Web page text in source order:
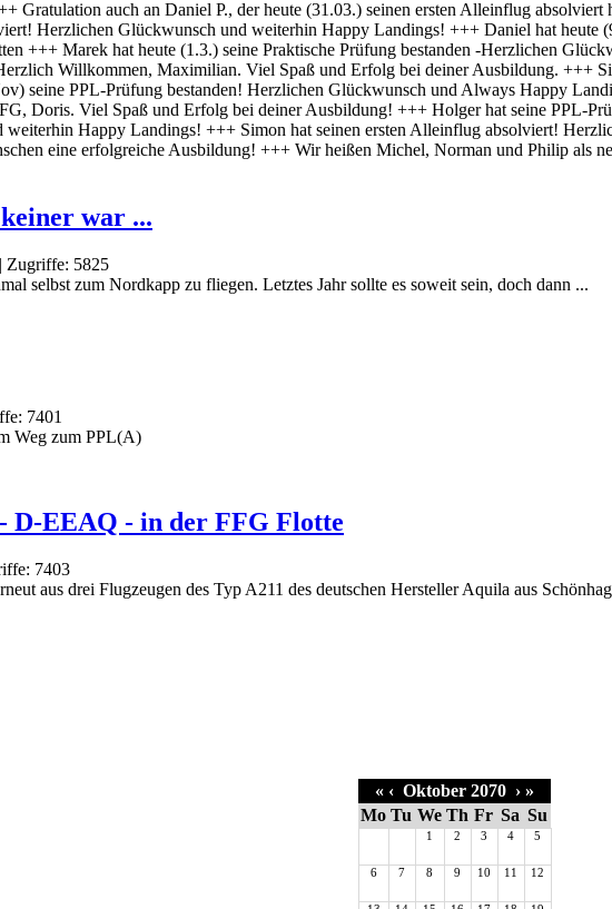
war ...
| Zugriffe: 5825
7401
D-EEAQ - in der FFG Flotte
7403
« ‹Oktober 2070 › »
Mo Tu We Th Fr Sa Su
1 2 3 4 5
6 7 8 9 10 11 12